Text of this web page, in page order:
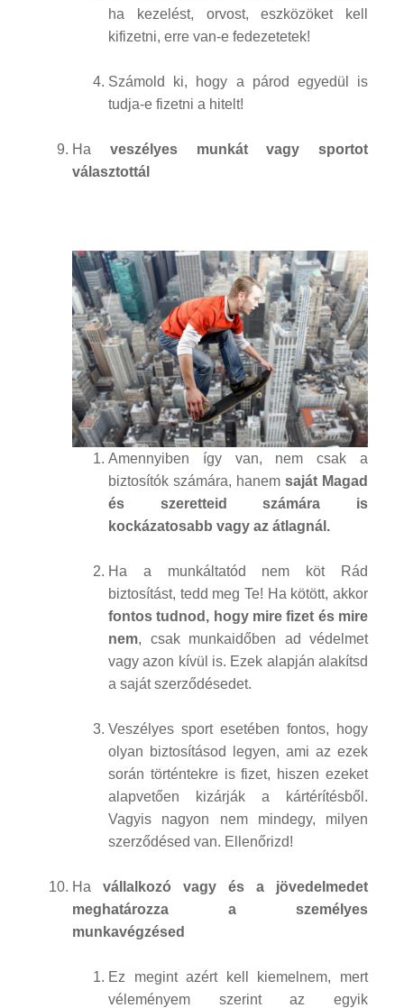
ha kezelést, orvost, eszközöket kell
kifizetni, erre van-e fedezetetek!
Számold ki, hogy a párod egyedül is
tudja-e fizetni a hitelt!
Ha veszélyes munkát vagy sportot
választottál
Amennyiben így van, nem csak a
biztosítók számára, hanem saját Magad
és szeretteid számára is
kockázatosabb vagy az átlagnál.
Ha a munkáltatód nem köt Rád
biztosítást, tedd meg Te! Ha kötött, akkor
fontos tudnod, hogy mire fizet és mire
nem, csak munkaidőben ad védelmet
vagy azon kívül is. Ezek alapján alakítsd
a saját szerződésedet.
Veszélyes sport esetében fontos, hogy
olyan biztosításod legyen, ami az ezek
során történtekre is fizet, hiszen ezeket
alapvetően kizárják a kártérítésből.
Vagyis nagyon nem mindegy, milyen
szerződésed van. Ellenőrizd!
Ha vállalkozó vagy és a jövedelmedet
meghatározza a személyes
munkavégzésed
Ez megint azért kell kiemelnem, mert
véleményem szerint az egyik